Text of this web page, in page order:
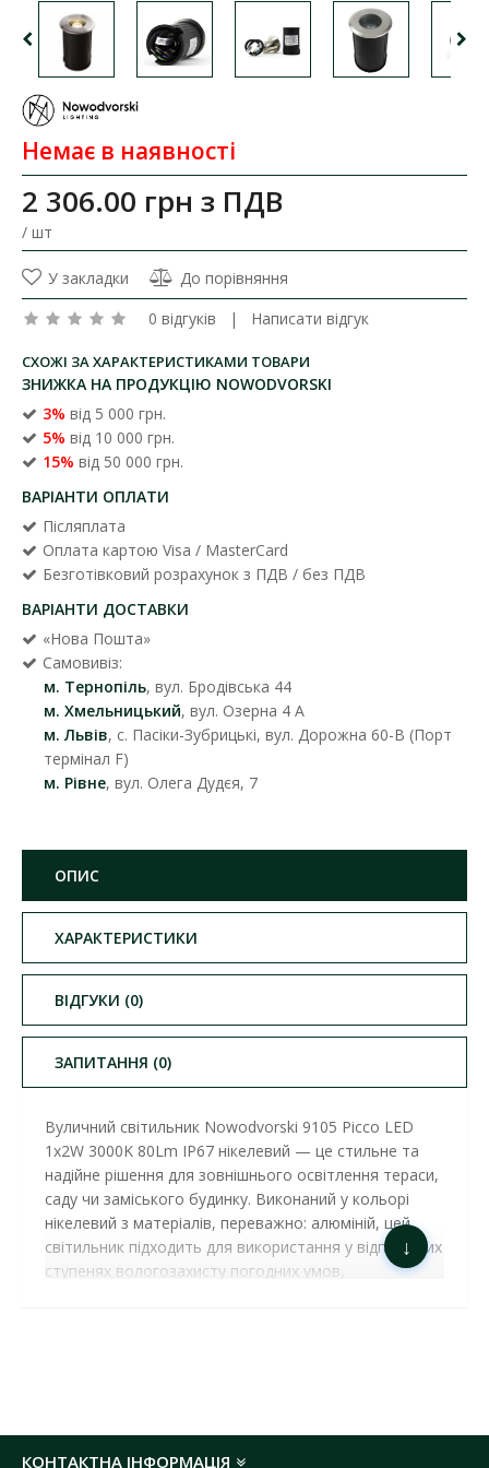
Немає в наявності
2 306.00 грн з ПДВ
/ шт
У закладки
До порівняння
0 відгуків | Написати відгук
СХОЖІ ЗА ХАРАКТЕРИСТИКАМИ ТОВАРИ
ЗНИЖКА НА ПРОДУКЦІЮ NOWODVORSKI
3% від 5 000 грн.
5% від 10 000 грн.
15% від 50 000 грн.
ВАРІАНТИ ОПЛАТИ
Післяплата
Оплата картою Visa / MasterCard
Безготівковий розрахунок з ПДВ / без ПДВ
ВАРІАНТИ ДОСТАВКИ
«Нова Пошта»
Самовивіз:
м. Тернопіль, вул. Бродівська 44
м. Хмельницький, вул. Озерна 4 А
м. Львів, с. Пасіки-Зубрицькі, вул. Дорожна 60-В (Порт
термінал F)
м. Рівне, вул. Олега Дудєя, 7
ОПИС
ХАРАКТЕРИСТИКИ
ВІДГУКИ (0)
ЗАПИТАННЯ (0)
Вуличний світильник Nowodvorski 9105 Picco LED
1x2W 3000K 80Lm IP67 нікелевий — це стильне та
надійне рішення для зовнішнього освітлення тераси,
саду чи заміського будинку. Виконаний у кольорі
нікелевий з матеріалів, переважно: алюміній, цей
світильник підходить для використання у відповідних
ступенях вологозахисту погодних умов,
вишуканий дизайн забезпечують дивовижну
точність кольору та розширені можливості
↓
КОНТАКТНА ІНФОРМАЦІЯ